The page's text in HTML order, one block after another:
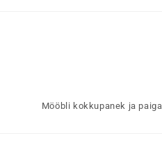
Mööbli kokkupanek ja